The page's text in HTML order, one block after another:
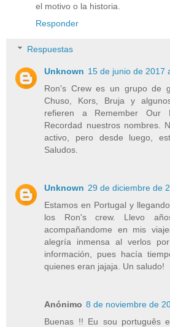
el motivo o la historia.
Responder
Respuestas
Unknown 15 de junio de 2017
Ron's Crew es un grupo de
Chuso, Kors, Bruja y
refieren a Remember Our
Recordad nuestros nombres.
activo, pero desde luego,
Saludos.
Unknown 29 de diciembre de
Estamos en Portugal y
los Ron's crew. Llevo
acompañandome en mis
alegría inmensa al verlos
información, pues hacía
quienes eran jajaja. Un saludo!
Anónimo 8 de noviembre de
Buenas !! Eu sou português